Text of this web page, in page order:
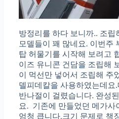
방정리를 하다 보니까.. 조
모델들이 꽤 많네요. 이번주
탑 허물기를 시작해 보려고
이즈 유니콘 건담을 조립해
이 먹선만 넣어서 조립해 주
델피데칼을 사용하였는데요
반나절이 걸렸습니다. 완성
요. 기존에 만들었던 메가사
엄청 큽니다.크기 문제로 책